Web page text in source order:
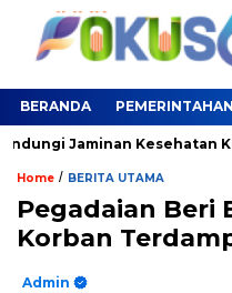
BERANDA PEMERINTAHAN
Jaminan Kesehatan
Home / BERITA UTAMA
Pegadaian Beri
Korban
Admin